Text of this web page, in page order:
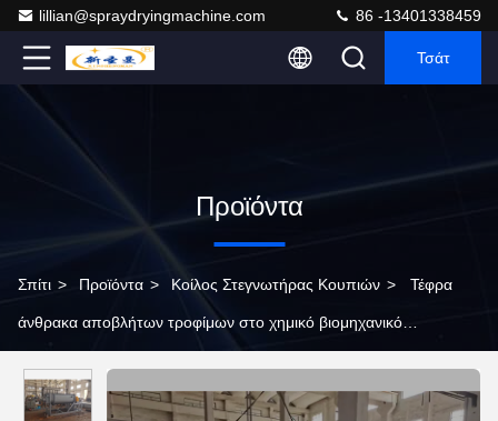
lillian@spraydryingmachine.com 86 -13401338459
Τσάτ
Προϊόντα
Σπίτι > Προϊόντα > Κοίλος Στεγνωτήρας Κουπιών > Τέφρα
άνθρακα αποβλήτων τροφίμων στο χημικό βιομηχανικό